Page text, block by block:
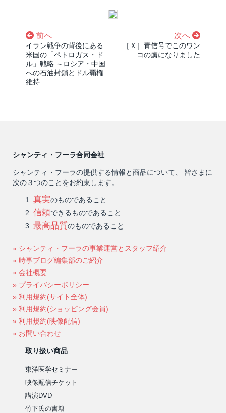
前へ
イラン戦争の背後にある
米国の「ペトロガス・ド
ル」戦略 ～ロシア・中国
への石油封鎖とドル覇権
維持
次へ
［Ｘ］青信号でこのワン
コの虜になりました
シャンティ・フーラ合同会社
シャンティ・フーラの提供する情報と商品について、 皆さまに
次の３つのことをお約束します。
真実のものであること
信頼できるものであること
最高品質のものであること
» シャンティ・フーラの事業運営とスタッフ紹介
» 時事ブログ編集部のご紹介
» 会社概要
» プライバシーポリシー
» 利用規約(サイト全体)
» 利用規約(ショッピング会員)
» 利用規約(映像配信)
» お問い合わせ
取り扱い商品
東洋医学セミナー
映像配信チケット
講演DVD
竹下氏の書籍